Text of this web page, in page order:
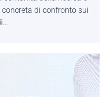
concreta di confronto sui